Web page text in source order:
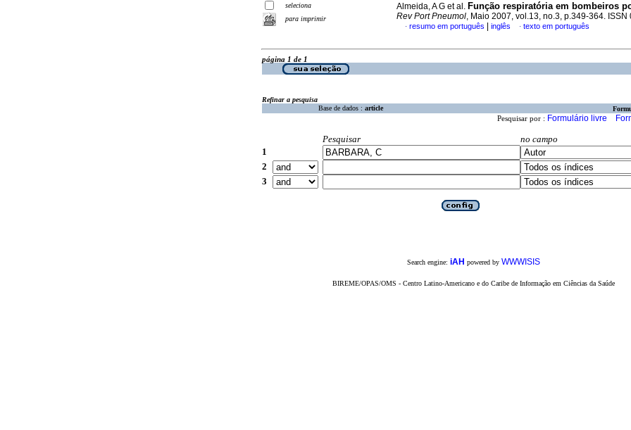
seleciona
para imprimir
Almeida, A G et al. Função respiratória em bombeiros
Rev Port Pneumol, Maio 2007, vol.13, no.3, p.349-364. ISSN
· resumo em português inglês · texto em português
página 1 de 1
Refinar a pesquisa
Base de dados : article
Pesquisar por : Formulário livre
Pesquisar
no campo
1
2
3
Search engine: iAH powered by WWWISIS
BIREME/OPAS/OMS - Centro Latino-Americano e do Caribe de Informação em Ciências da Saúde